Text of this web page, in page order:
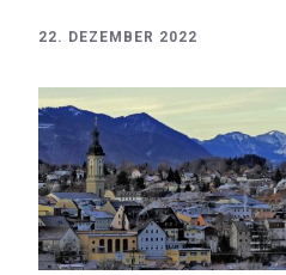
22. DEZEMBER 2022